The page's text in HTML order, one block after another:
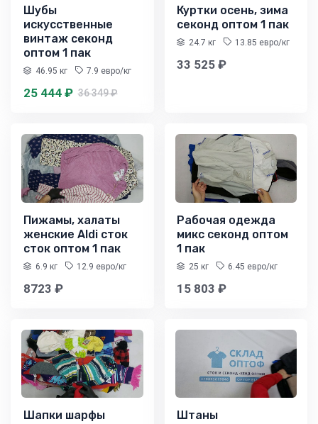
Шубы
искусственные
винтаж секонд
оптом 1 пак
46.95 кг 7.9 евро/кг
25 444 ₽ 36 349 ₽
Куртки осень, зима
секонд оптом 1 пак
24.7 кг 13.85 евро/кг
33 525 ₽
Пижамы, халаты
женские Aldi сток
сток оптом 1 пак
6.9 кг 12.9 евро/кг
8723 ₽
Рабочая одежда
микс секонд оптом
1 пак
25 кг 6.45 евро/кг
15 803 ₽
Шапки шарфы
Штаны